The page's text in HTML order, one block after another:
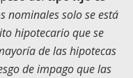
nominales solo se está
hipotecario que se
de las hipotecas
de impago que las